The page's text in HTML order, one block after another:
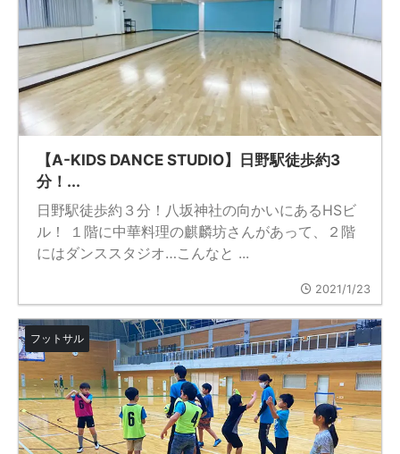
【A-KIDS DANCE STUDIO】日野駅徒歩約3
分！...
日野駅徒歩約３分！八坂神社の向かいにあるHSビ
ル！ １階に中華料理の麒麟坊さんがあって、２階
にはダンススタジオ…こんなと ...
2021/1/23
フットサル